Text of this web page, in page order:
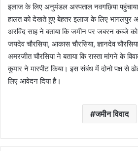
इलाज के लिए अनुमंडल अस्पताल नवगछिया
हालत को देखते हुए बेहतर इलाज के लिए भागलपुर
अरविंद साह ने बताया कि जमीन पर जबरन कब्जे
जयदेव चौरसिया, आकास चौरसिया, ज्ञानदेव
अमरजीत चौरसिया ने बताया कि रास्ता मांगने के
कुमार ने मारपीट किया। इस संबंध में दोनो पक्ष से
लिए आवेदन दिया है।
जमीन विवाद